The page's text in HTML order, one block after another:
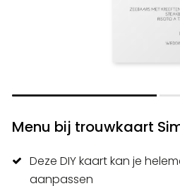
Menu bij trouwkaart
Deze DIY kaart kan je
aanpassen